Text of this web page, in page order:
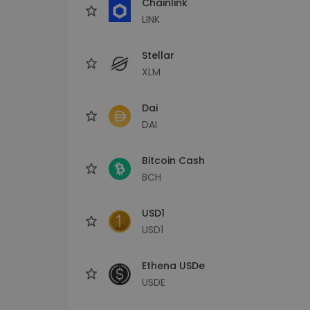
LINK
Stellar
XLM
Dai
DAI
Bitcoin Cash
BCH
USD1
USD1
Ethena USDe
USDE